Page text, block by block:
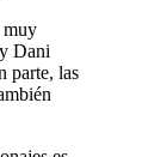
muy
Dani
parte, las